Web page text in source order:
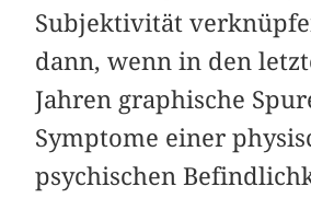
Subjektivität
dann, wenn in den
Jahren graphische
Symptome einer
psychischen